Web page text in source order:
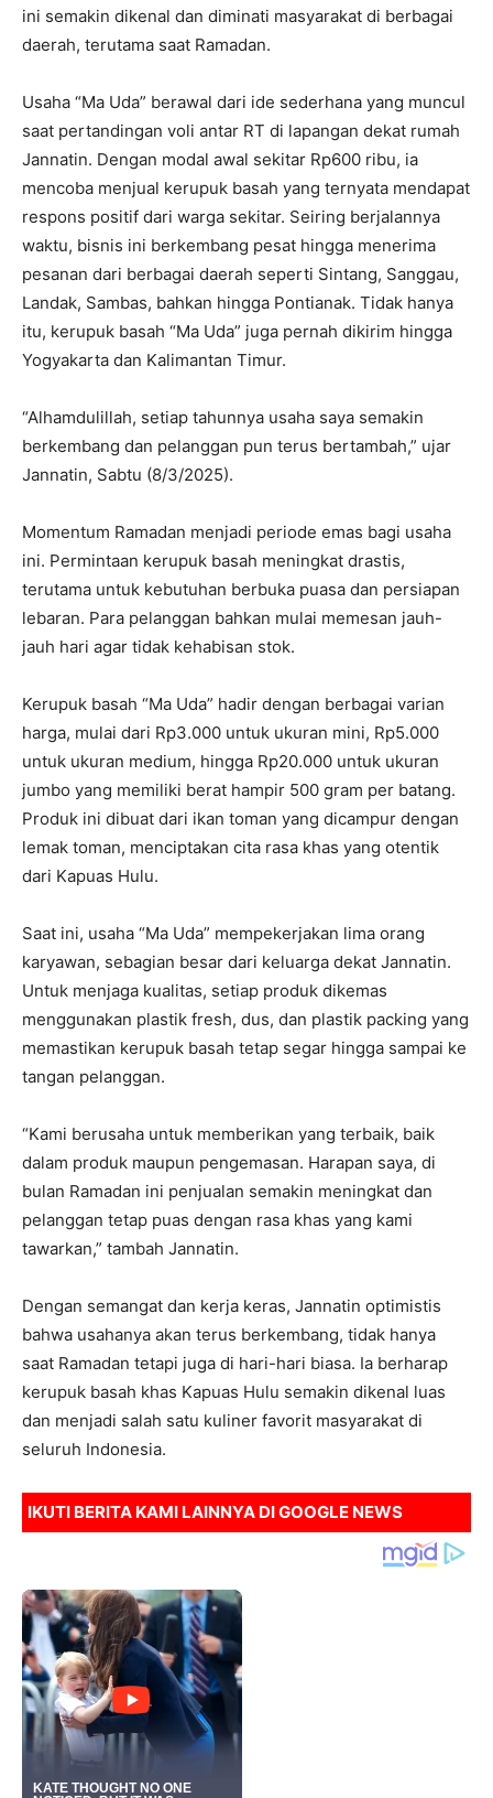
ini semakin dikenal dan diminati masyarakat di berbagai
daerah, terutama saat Ramadan.
Usaha “Ma Uda” berawal dari ide sederhana yang muncul
saat pertandingan voli antar RT di lapangan dekat rumah
Jannatin. Dengan modal awal sekitar Rp600 ribu, ia
mencoba menjual kerupuk basah yang ternyata mendapat
respons positif dari warga sekitar. Seiring berjalannya
waktu, bisnis ini berkembang pesat hingga menerima
pesanan dari berbagai daerah seperti Sintang, Sanggau,
Landak, Sambas, bahkan hingga Pontianak. Tidak hanya
itu, kerupuk basah “Ma Uda” juga pernah dikirim hingga
Yogyakarta dan Kalimantan Timur.
“Alhamdulillah, setiap tahunnya usaha saya semakin
berkembang dan pelanggan pun terus bertambah,” ujar
Jannatin, Sabtu (8/3/2025).
Momentum Ramadan menjadi periode emas bagi usaha
ini. Permintaan kerupuk basah meningkat drastis,
terutama untuk kebutuhan berbuka puasa dan persiapan
lebaran. Para pelanggan bahkan mulai memesan jauh-
jauh hari agar tidak kehabisan stok.
Kerupuk basah “Ma Uda” hadir dengan berbagai varian
harga, mulai dari Rp3.000 untuk ukuran mini, Rp5.000
untuk ukuran medium, hingga Rp20.000 untuk ukuran
jumbo yang memiliki berat hampir 500 gram per batang.
Produk ini dibuat dari ikan toman yang dicampur dengan
lemak toman, menciptakan cita rasa khas yang otentik
dari Kapuas Hulu.
Saat ini, usaha “Ma Uda” mempekerjakan lima orang
karyawan, sebagian besar dari keluarga dekat Jannatin.
Untuk menjaga kualitas, setiap produk dikemas
menggunakan plastik fresh, dus, dan plastik packing yang
memastikan kerupuk basah tetap segar hingga sampai ke
tangan pelanggan.
“Kami berusaha untuk memberikan yang terbaik, baik
dalam produk maupun pengemasan. Harapan saya, di
bulan Ramadan ini penjualan semakin meningkat dan
pelanggan tetap puas dengan rasa khas yang kami
tawarkan,” tambah Jannatin.
Dengan semangat dan kerja keras, Jannatin optimistis
bahwa usahanya akan terus berkembang, tidak hanya
saat Ramadan tetapi juga di hari-hari biasa. Ia berharap
kerupuk basah khas Kapuas Hulu semakin dikenal luas
dan menjadi salah satu kuliner favorit masyarakat di
seluruh Indonesia.
IKUTI BERITA KAMI LAINNYA DIGOOGLE NEWS